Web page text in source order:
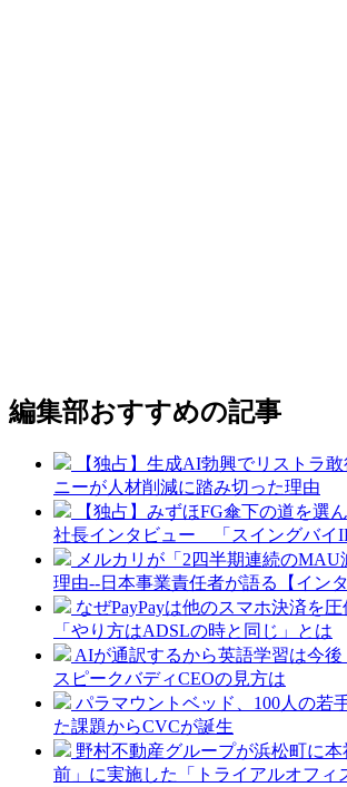
編集部おすすめの記事
【独占】生成AI勃興でリストラ
ニーが人材削減に踏み切った理由
【独占】みずほFG傘下の道を選
社長インタビュー 「スイングバイ
メルカリが「2四半期連続のMAU
理由--日本事業責任者が語る【インタ
なぜPayPayは他のスマホ決済を
「やり方はADSLの時と同じ」とは
AIが通訳するから英語学習は今
スピークバディCEOの見方は
パラマウントベッド、100人の若
た課題からCVCが誕生
野村不動産グループが浜松町に
前」に実施した「トライアルオフィ